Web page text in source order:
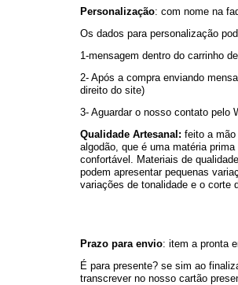
Personalização: com nome na
Os dados para personalização
1-mensagem dentro do carrinho
2- Após a compra enviando
direito do site)
3- Aguardar o nosso contato pelo
Qualidade Artesanal: feito a mão
algodão, que é uma matéria
confortável. Materiais de
podem apresentar pequenas
variações de tonalidade e o corte
Prazo para envio: item a pronta
É para presente? se sim ao
transcrever no nosso cartão